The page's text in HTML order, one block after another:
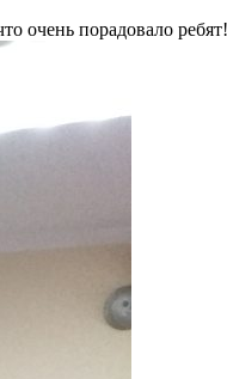
очень порадовало ребят!